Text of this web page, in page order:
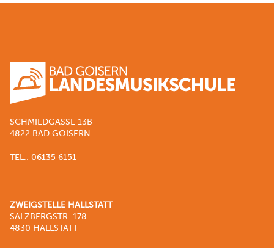
SCHMIEDGASSE 13B
4822 BAD GOISERN
TEL.: 06135 6151
ZWEIGSTELLE HALLSTATT
SALZBERGSTR. 178
4830 HALLSTATT